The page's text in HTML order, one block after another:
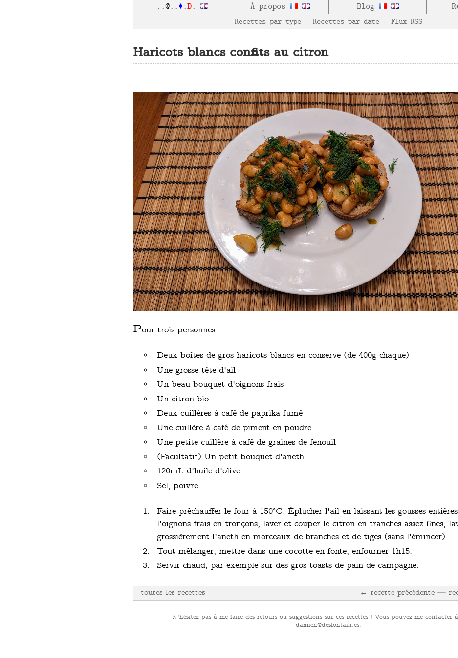
..@..♦.D. À propos Blog
Recettes par type — Recettes par date — Flux RSS
Haricots blancs confits au citron
Pour trois personnes :
Deux boîtes de gros haricots blancs en conserve (de 400g chaque)
Une grosse tête d'ail
Un beau bouquet d'oignons frais
Un citron bio
Deux cuillères à café de paprika fumé
Une cuillère à café de piment en poudre
Une petite cuillère à café de graines de fenouil
(Facultatif) Un petit bouquet d'aneth
120mL d'huile d'olive
Sel, poivre
Faire préchauffer le four à 150°C. Éplucher l'ail en laissant les gousses
l'oignons frais en tronçons, laver et couper le citron en tranches assez fines,
grossièrement l'aneth en morceaux de branches et de tiges (sans l'émincer).
Tout mélanger, mettre dans une cocotte en fonte, enfourner 1h15.
Servir chaud, par exemple sur des gros toasts de pain de campagne.
← recette précédente
toutes les recettes
N'hésitez pas à me faire des retours ou suggestions sur ces recettes ! Vous pouvez me contacter
se.niatnofsed@neimad.